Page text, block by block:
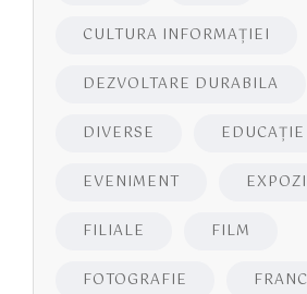
CULTURA INFORMAŢIEI
DEZVOLTARE DURABILA
DIVERSE EDUCAŢIE
EVENIMENT
FILIALE FILM
FOTOGRAFIE